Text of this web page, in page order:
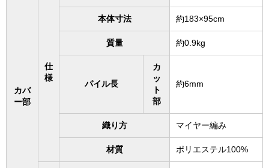
カバ
ー部
仕
様
本体寸法 約183×95cm
質量 約0.9kg
パイル長
カ
ッ
ト
部
約6mm
織り方 マイヤー編み
材質 ポリエステル100%